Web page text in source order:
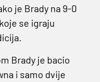
je Brady na 9-0
se igraju
Brady je bacio
i samo dvije